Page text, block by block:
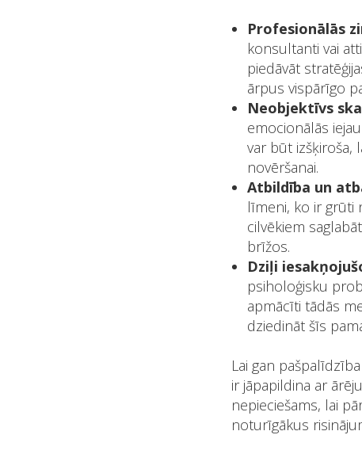
Profesionālās
konsultanti vai
piedāvāt
ārpus vispārīgo
Neobjektīvs
emocionālās
var būt izšķiroša,
novēršanai.
Atbildība un
līmeni, ko ir grūti
cilvēkiem
brīžos.
Dziļi
psiholoģisku
apmācīti tādās
dziedināt šīs
Lai gan
ir jāpapildina ar
nepieciešams, lai
noturīgākus